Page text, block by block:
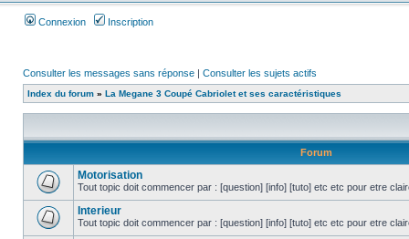
Connexion Inscription
Consulter les messages sans réponse | Consulter les sujets actifs
Index du forum » La Megane 3 Coupé Cabriolet et ses caractéristiques
Forum
Motorisation
Tout topic doit commencer par : [question] [info] [tuto] etc etc pour etre
Interieur
Tout topic doit commencer par : [question] [info] [tuto] etc etc pour etre